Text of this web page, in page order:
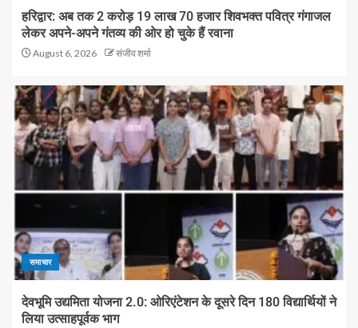
हरिद्वार: अब तक 2 करोड़ 19 लाख 70 हजार शिवभक्त पवित्र गंगाजल
लेकर अपने-अपने गंतव्य की ओर हो चुके हैं रवाना
August 6, 2026 संजीव शर्मा
समाचार
देवभूमि उद्यमिता योजना 2.0: ओरिएंटेशन के दूसरे दिन 180 विद्यार्थियों ने
लिया उत्साहपूर्वक भाग